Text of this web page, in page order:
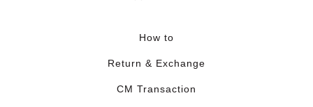
How to
Return & Exchange
CM Transaction